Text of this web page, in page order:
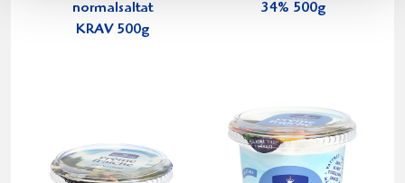
normalsaltat
KRAV 500g
34% 500g